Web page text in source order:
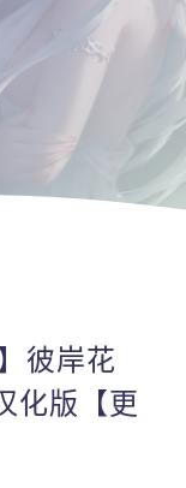
彼岸花
化版【更